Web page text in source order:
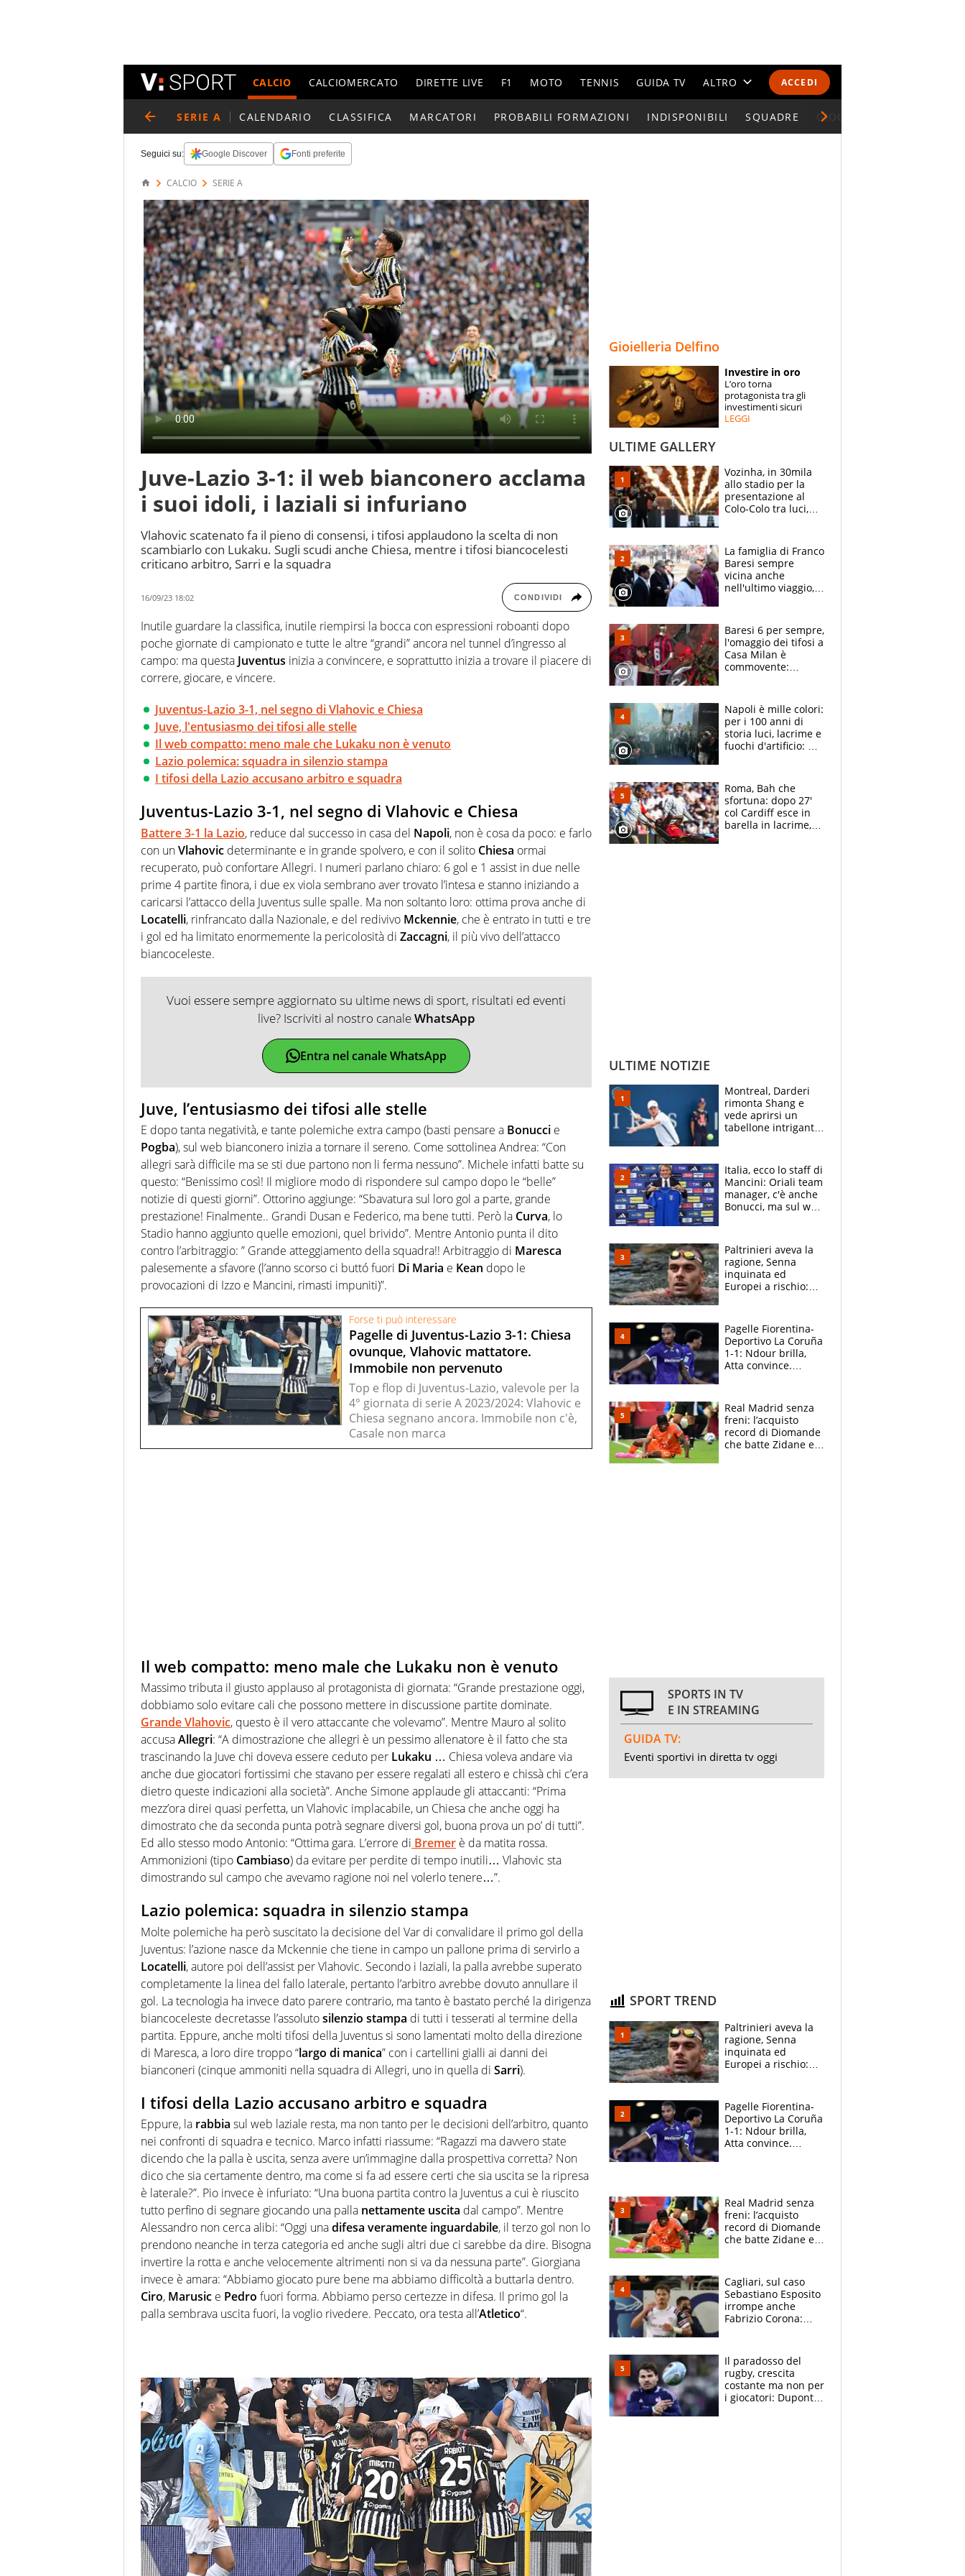
ACCEDI
CALCIO CALCIOMERCATO DIRETTE LIVE F1 MOTO TENNIS GUIDA TV ALTRO
CALENDARI E CLASSIFICHE
ESPERTI
CONTATTI
SERIE A CALENDARIO CLASSIFICA MARCATORI PROBABILI FORMAZIONI INDISPONIBILI SQUADRE GIOCATORI SERIE A
Seguici su: Google Discover Fonti preferite
CALCIO SERIE A
Juve-Lazio 3-1: il web bianconero acclama
i suoi idoli, i laziali si infuriano
Vlahovic scatenato fa il pieno di consensi, i tifosi applaudono la scelta di non
scambiarlo con Lukaku. Sugli scudi anche Chiesa, mentre i tifosi biancocelesti
criticano arbitro, Sarri e la squadra
16/09/23 18:02 CONDIVIDI
Inutile guardare la classifica, inutile riempirsi la bocca con espressioni roboanti dopo
poche giornate di campionato e tutte le altre “grandi” ancora nel tunnel d’ingresso al
campo: ma questa Juventus inizia a convincere, e soprattutto inizia a trovare il piacere di
correre, giocare, e vincere.
Juventus-Lazio 3-1, nel segno di Vlahovic e Chiesa
Juve, l'entusiasmo dei tifosi alle stelle
Il web compatto: meno male che Lukaku non è venuto
Lazio polemica: squadra in silenzio stampa
I tifosi della Lazio accusano arbitro e squadra
Juventus-Lazio 3-1, nel segno di Vlahovic e Chiesa
Battere 3-1 la Lazio, reduce dal successo in casa del Napoli, non è cosa da poco: e farlo
con unVlahovic determinante e in grande spolvero, e con il solito Chiesa ormai
recuperato, può confortare Allegri. I numeri parlano chiaro: 6 gol e 1 assist in due nelle
prime 4 partite finora, i due ex viola sembrano aver trovato l’intesa e stanno iniziando a
caricarsi l’attacco della Juventus sulle spalle. Ma non soltanto loro: ottima prova anche di
Locatelli, rinfrancato dalla Nazionale, e del redivivo Mckennie, che è entrato in tutti e tre
i gol ed ha limitato enormemente la pericolosità di Zaccagni, il più vivo dell’attacco
biancoceleste.
Vuoi essere sempre aggiornato su ultime news di sport, risultati ed eventi
live? Iscriviti al nostro canaleWhatsApp
Entra nel canale WhatsApp
Juve, l’entusiasmo dei tifosi alle stelle
E dopo tanta negatività, e tante polemiche extra campo (basti pensare a Bonucci e
Pogba), sul web bianconero inizia a tornare il sereno. Come sottolinea Andrea: “Con
allegri sarà difficile ma se sti due partono non li ferma nessuno”. Michele infatti batte su
questo: “Benissimo così! Il migliore modo di rispondere sul campo dopo le “belle”
notizie di questi giorni”. Ottorino aggiunge: “Sbavatura sul loro gol a parte, grande
prestazione! Finalmente.. Grandi Dusan e Federico, ma bene tutti. Però la Curva, lo
Stadio hanno aggiunto quelle emozioni, quel brivido”. Mentre Antonio punta il dito
contro l’arbitraggio: ” Grande atteggiamento della squadra!! Arbitraggio di Maresca
palesemente a sfavore (l’anno scorso ci buttó fuori Di Maria e Kean dopo le
provocazioni di Izzo e Mancini, rimasti impuniti)”.
Forse ti può interessare
Pagelle di Juventus-Lazio 3-1: Chiesa
ovunque, Vlahovic mattatore.
Immobile non pervenuto
Top e flop di Juventus-Lazio, valevole per la
4° giornata di serie A 2023/2024: Vlahovic e
Chiesa segnano ancora. Immobile non c'è,
Casale non marca
Il web compatto: meno male che Lukaku non è venuto
Massimo tributa il giusto applauso al protagonista di giornata: “Grande prestazione oggi,
dobbiamo solo evitare cali che possono mettere in discussione partite dominate.
Grande Vlahovic, questo è il vero attaccante che volevamo”. Mentre Mauro al solito
accusaAllegri: “A dimostrazione che allegri è un pessimo allenatore è il fatto che sta
trascinando la Juve chi doveva essere ceduto per Lukaku … Chiesa voleva andare via
anche due giocatori fortissimi che stavano per essere regalati all estero e chissà chi c’era
dietro queste indicazioni alla società”. Anche Simone applaude gli attaccanti: “Prima
mezz’ora direi quasi perfetta, un Vlahovic implacabile, un Chiesa che anche oggi ha
dimostrato che da seconda punta potrà segnare diversi gol, buona prova un po’ di tutti”.
Ed allo stesso modo Antonio: “Ottima gara. L’errore di Bremer è da matita rossa.
Ammonizioni (tipo Cambiaso) da evitare per perdite di tempo inutili… Vlahovic sta
dimostrando sul campo che avevamo ragione noi nel volerlo tenere…”.
Lazio polemica: squadra in silenzio stampa
Molte polemiche ha però suscitato la decisione del Var di convalidare il primo gol della
Juventus: l’azione nasce da Mckennie che tiene in campo un pallone prima di servirlo a
Locatelli, autore poi dell’assist per Vlahovic. Secondo i laziali, la palla avrebbe superato
completamente la linea del fallo laterale, pertanto l’arbitro avrebbe dovuto annullare il
gol. La tecnologia ha invece dato parere contrario, ma tanto è bastato perché la dirigenza
biancoceleste decretasse l’assolutosilenzio stampa di tutti i tesserati al termine della
partita. Eppure, anche molti tifosi della Juventus si sono lamentati molto della direzione
di Maresca, a loro dire troppo “largo di manica” con i cartellini gialli ai danni dei
bianconeri (cinque ammoniti nella squadra di Allegri, uno in quella di Sarri).
I tifosi della Lazio accusano arbitro e squadra
Eppure, la rabbia sul web laziale resta, ma non tanto per le decisioni dell’arbitro, quanto
nei confronti di squadra e tecnico. Marco infatti riassume: “Ragazzi ma davvero state
dicendo che la palla è uscita, senza avere un’immagine dalla prospettiva corretta? Non
dico che sia certamente dentro, ma come si fa ad essere certi che sia uscita se la ripresa
è laterale?”. Pio invece è infuriato: “Una buona partita contro la Juventus a cui è riuscito
tutto perfino di segnare giocando una palla nettamente uscita dal campo”. Mentre
Alessandro non cerca alibi: “Oggi unadifesa veramente inguardabile, il terzo gol non lo
prendono neanche in terza categoria ed anche sugli altri due ci sarebbe da dire. Bisogna
invertire la rotta e anche velocemente altrimenti non si va da nessuna parte”. Giorgiana
invece è amara: “Abbiamo giocato pure bene ma abbiamo difficoltà a buttarla dentro.
Ciro, Marusic e Pedro fuori forma. Abbiamo perso certezze in difesa. Il primo gol la
palla sembrava uscita fuori, la voglio rivedere. Peccato, ora testa all’Atletico“.
Gioielleria Delfino
Investire in oro
L’oro torna
protagonista tra gli
investimenti sicuri
LEGGI
ULTIME GALLERY
Vozinha, in 30mila
allo stadio per la
presentazione al
Colo-Colo tra luci,
La famiglia di Franco
Baresi sempre
vicina anche
nell'ultimo viaggio,
circondati
dall'affetto dei tifosi
Baresi 6 per sempre,
l'omaggio dei tifosi a
Casa Milan è
commovente:
bigliettini
Napoli è mille colori:
per i 100 anni di
storia luci, lacrime e
fuochi d'artificio: De
Roma, Bah che
sfortuna: dopo 27'
col Cardiff esce in
barella in lacrime,
ULTIME NOTIZIE
Montreal, Darderi
rimonta Shang e
vede aprirsi un
tabellone intrigante:
felice del mio livello"
Italia, ecco lo staff di
Mancini: Oriali team
manager, c'è anche
Bonucci, ma sul web
Paltrinieri aveva la
ragione, Senna
inquinata ed
Europei a rischio:
adesso
Pagelle Fiorentina-
Deportivo La Coruña
1-1: Ndour brilla,
Atta convince.
Real Madrid senza
freni: l’acquisto
record di Diomande
che batte Zidane e
SPORTS IN TV
E IN STREAMING
GUIDA TV:
Eventi sportivi in diretta tv oggi
SPORT TREND
Paltrinieri aveva la
ragione, Senna
inquinata ed
Europei a rischio:
adesso
Pagelle Fiorentina-
Deportivo La Coruña
1-1: Ndour brilla,
Atta convince.
Real Madrid senza
freni: l’acquisto
record di Diomande
che batte Zidane e
Cagliari, sul caso
Sebastiano Esposito
irrompe anche
Fabrizio Corona:
prove”
Il paradosso del
rugby, crescita
costante ma non per
i giocatori: Dupont